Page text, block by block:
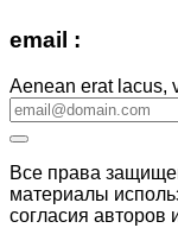
email :
Aenean erat lacus,
Все права
материалы
согласия авторов